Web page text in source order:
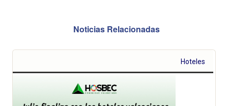
Noticias Relacionadas
Hoteles